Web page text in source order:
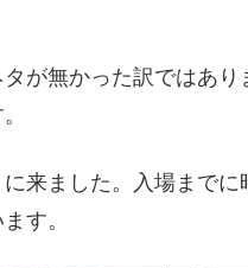
が無かった訳ではあ
来ました。入場まで
す。